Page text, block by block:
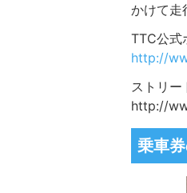
かけて走
TTC公式
http://
ストリー
http://
乗車